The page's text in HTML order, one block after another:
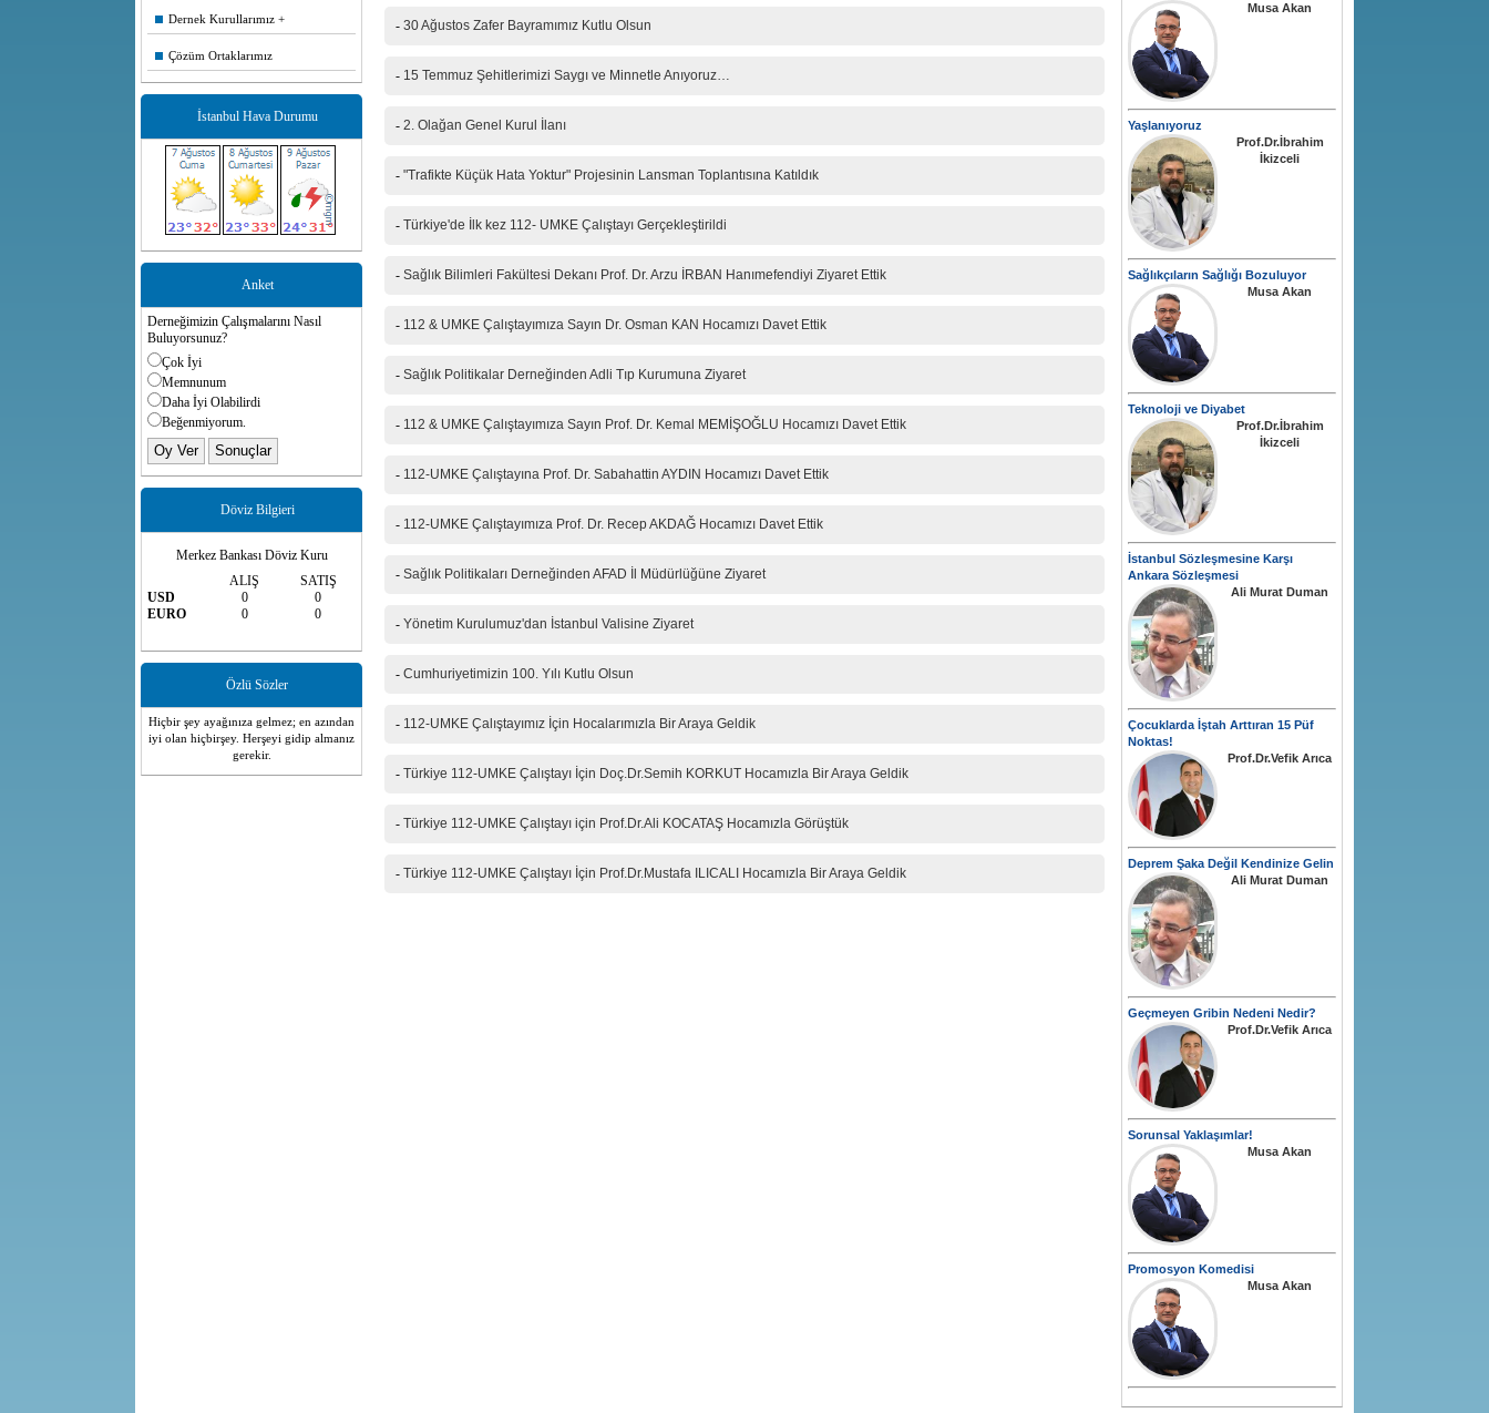
Dernek Kurullarımız
Çözüm Ortaklarımız
İstanbul Hava Durumu
Anket
Derneğimizin Çalışmalarını Nasıl
Buluyorsunuz?
Çok İyi
Memnunum
Daha İyi Olabilirdi
Beğenmiyorum.
Döviz Bilgieri
Merkez Bankası Döviz Kuru
ALIŞ
SATIŞ
USD
0
0
EURO
0 0
Özlü Sözler
Hiçbir şey ayağınıza gelmez; en azından
iyi olan hiçbirşey. Herşeyi gidip almanız
gerekir.
Mesajınız(*)
IP Adresiniz
- 30 Ağustos Zafer Bayramımız Kutlu Olsun
- 15 Temmuz Şehitlerimizi Saygı ve Minnetle Anıyoruz…
- 2. Olağan Genel Kurul İlanı
- "Trafikte Küçük Hata Yoktur" Projesinin Lansman Toplantısına Katıldık
- Türkiye'de İlk kez 112- UMKE Çalıştayı Gerçekleştirildi
- Sağlık Bilimleri Fakültesi Dekanı Prof. Dr. Arzu İRBAN Hanımefendiyi Ziyaret Ettik
- 112 & UMKE Çalıştayımıza Sayın Dr. Osman KAN Hocamızı Davet Ettik
- Sağlık Politikalar Derneğinden Adli Tıp Kurumuna Ziyaret
- 112 & UMKE Çalıştayımıza Sayın Prof. Dr. Kemal MEMİŞOĞLU Hocamızı Davet Ettik
- 112-UMKE Çalıştayına Prof. Dr. Sabahattin AYDIN Hocamızı Davet Ettik
- 112-UMKE Çalıştayımıza Prof. Dr. Recep AKDAĞ Hocamızı Davet Ettik
- Sağlık Politikaları Derneğinden AFAD İl Müdürlüğüne Ziyaret
- Yönetim Kurulumuz'dan İstanbul Valisine Ziyaret
- Cumhuriyetimizin 100. Yılı Kutlu Olsun
- 112-UMKE Çalıştayımız İçin Hocalarımızla Bir Araya Geldik
- Türkiye 112-UMKE Çalıştayı İçin Doç.Dr.Semih KORKUT Hocamızla Bir Araya Geldik
- Türkiye 112-UMKE Çalıştayı için Prof.Dr.Ali KOCATAŞ Hocamızla Görüştük
- Türkiye 112-UMKE Çalıştayı İçin Prof.Dr.Mustafa ILICALI Hocamızla Bir Araya Geldik
Musa Akan
Yaşlanıyoruz
Prof.Dr.İbrahim
İkizceli
Sağlıkçıların Sağlığı Bozuluyor
Musa Akan
Teknoloji ve Diyabet
Prof.Dr.İbrahim
İkizceli
İstanbul Sözleşmesine Karşı
Ankara Sözleşmesi
Ali Murat Duman
Çocuklarda İştah Arttıran 15 Püf
Noktas!
Prof.Dr.Vefik Arıca
Deprem Şaka Değil Kendinize Gelin
Ali Murat Duman
Geçmeyen Gribin Nedeni Nedir?
Prof.Dr.Vefik Arıca
Sorunsal Yaklaşımlar!
Musa Akan
Promosyon Komedisi
Musa Akan